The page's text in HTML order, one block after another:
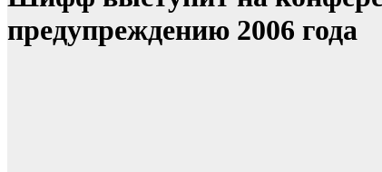
предупреждению 2006 года